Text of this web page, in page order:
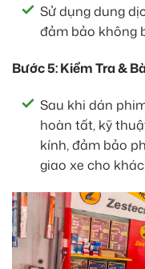
Sử dụng dung
đảm bảo không
Bước 5: Kiểm Tra &
Sau khi dán
hoàn tất, kỹ
kính, đảm bảo
giao xe cho